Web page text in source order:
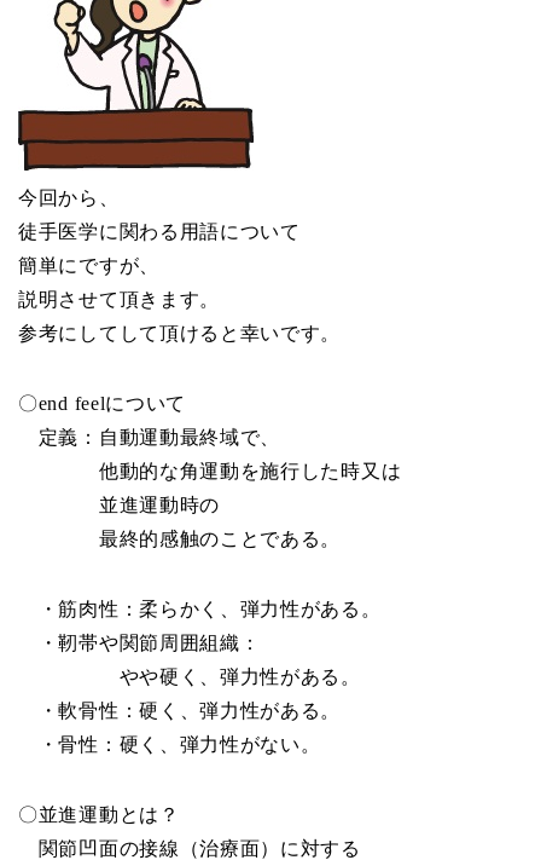
今回から、
徒手医学に関わる用語について
簡単にですが、
説明させて頂きます。
参考にしてして頂けると幸いです。
〇end feelについて
定義：自動運動最終域で、
他動的な角運動を施行した時又は
並進運動時の
最終的感触のことである。
・筋肉性：柔らかく、弾力性がある。
・靭帯や関節周囲組織：
やや硬く、弾力性がある。
・軟骨性：硬く、弾力性がある。
・骨性：硬く、弾力性がない。
〇並進運動とは？
関節凹面の接線（治療面）に対する